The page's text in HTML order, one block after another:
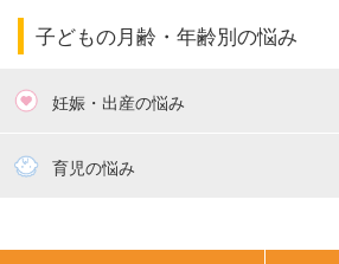
子育てコラム
子どもの月齢・年齢別の悩み
妊娠・出産の悩み
妊活 育児の悩み